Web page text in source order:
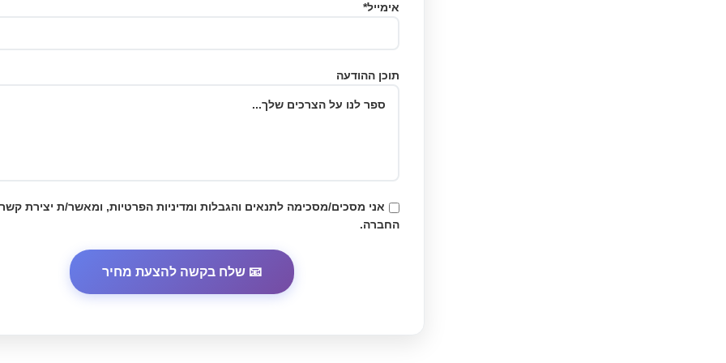
אימייל*
תוכן ההודעה
אני מסכים/מסכימה לתנאים והגבלות ומדיניות הפרטיות, ומאשר/ת יצירת
החברה.